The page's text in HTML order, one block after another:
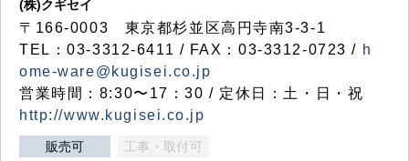
(株)クギセイ
〒166-0003 東京都杉並区高円寺南3-3-1
TEL：03-3312-6411 / FAX：03-3312-0723 / h
ome-ware@kugisei.co.jp
営業時間：8:30〜17：30 / 定休日：土・日・祝
http://www.kugisei.co.jp
販売可 工事・取付可